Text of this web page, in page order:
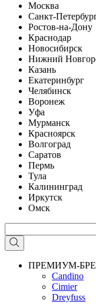
Москва
Санкт-
Ростов-на-Дону
Краснодар
Новосибирск
Нижний
Казань
Екатеринбург
Челябинск
Воронеж
Уфа
Мурманск
Красноярск
Волгоград
Саратов
Пермь
Тула
Калининград
Иркутск
Омск
ПРЕМИУМ-
Candino
Cimier
Dreyfuss